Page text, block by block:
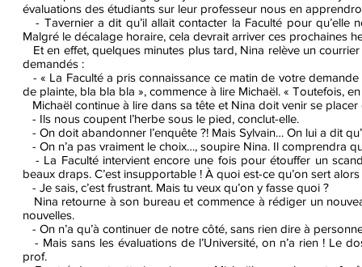
évaluations des étudiants sur leur professeur nous en
- Tavernier a dit qu’il allait contacter la Faculté pour qu’elle
Malgré le décalage horaire, cela devrait arriver ces prochaines
Et en effet, quelques minutes plus tard, Nina relève un
demandés :
- « La Faculté a pris connaissance ce matin de votre
de plainte, bla bla bla », commence à lire Michaël. « Toutefois,
Michaël continue à lire dans sa tête et Nina doit venir se
- Ils nous coupent l’herbe sous le pied, conclut-elle.
- On doit abandonner l’enquête ?! Mais Sylvain… On lui a dit
- On n’a pas vraiment le choix…, soupire Nina. Il comprendra
- La Faculté intervient encore une fois pour étouffer un
beaux draps. C’est insupportable ! À quoi est-ce qu’on sert alors
- Je sais, c’est frustrant. Mais tu veux qu’on y fasse quoi ?
Nina retourne à son bureau et commence à rédiger un
nouvelles.
- On n’a qu’à continuer de notre côté, sans rien dire à
- Mais sans les évaluations de l’Université, on n’a rien ! Le
prof.